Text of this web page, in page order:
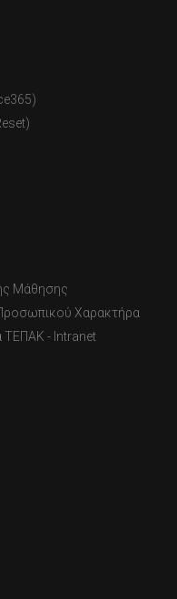
Μάθησης
Χαρακτήρα
ΤΕΠΑΚ - Intranet